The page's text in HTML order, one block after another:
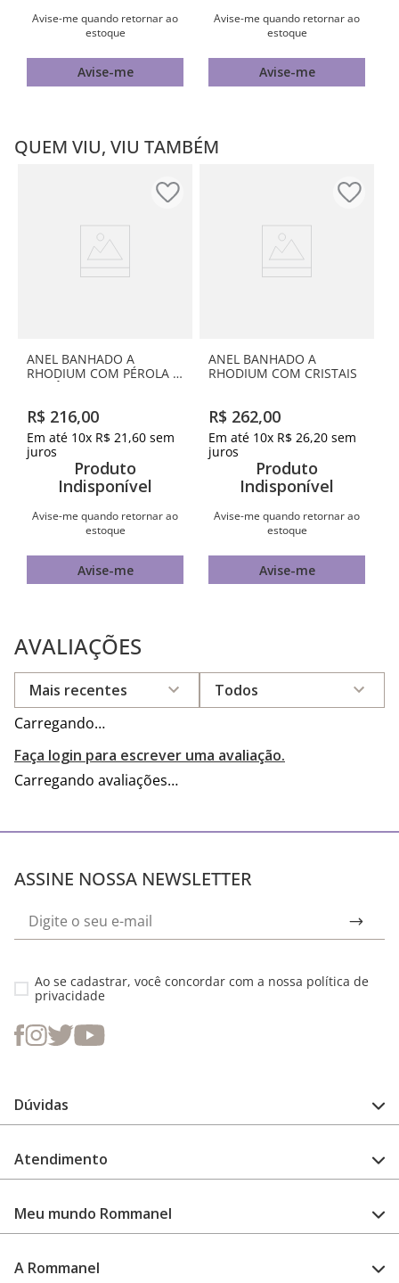
Avise-me quando retornar ao
estoque
Avise-me
Avise-me quando retornar ao
estoque
Avise-me
QUEM VIU, VIU TAMBÉM
ANEL BANHADO A
RHODIUM COM PÉROLA E
ZIRCÔNIAS
R$ 216,00
Em até 10x R$ 21 ,60 sem
juros
Produto
Indisponível
Avise-me quando retornar ao
estoque
Avise-me
ANEL BANHADO A
RHODIUM COM CRISTAIS
R$ 262,00
Em até 10x R$ 26,20 sem
juros
Produto
Indisponível
Avise-me quando retornar ao
estoque
Avise-me
AVALIAÇÕES
Carregando…
Faça login para escrever uma avaliação.
Mais recentes Todos
Carregando avaliações…
ASSINE NOSSA NEWSLETTER
Ao se cadastrar, você concordar com a nossa política de
privacidade
Dúvidas
Guia de medidas
Como configurar meu relógio
Garantia
Atendimento
Encontre uma loja
Meu mundo Rommanel
Revenda Rommanel
A Rommanel